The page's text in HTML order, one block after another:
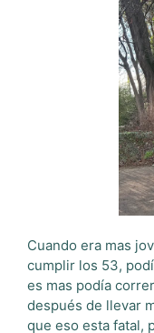
Cuando era mas
cumplir los 53,
es mas podía
después de llevar
que eso esta fatal,